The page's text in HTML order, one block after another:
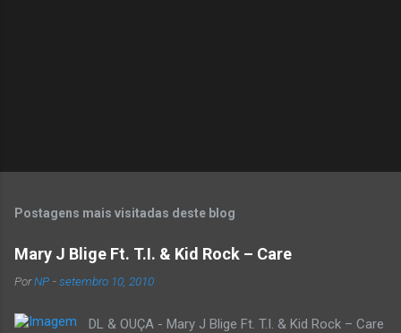
Postagens mais visitadas deste blog
Mary J Blige Ft. T.I. & Kid Rock – Care
PorNP -setembro 10, 2010
DL & OUÇA - Mary J Blige Ft. T.I. & Kid Rock – Care